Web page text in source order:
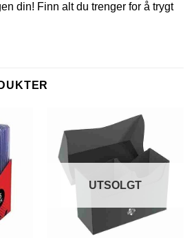
din! Finn alt du trenger for å trygt
UTSOLGT